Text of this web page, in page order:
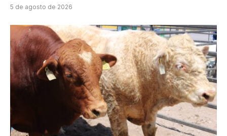
5 de agosto de 2026